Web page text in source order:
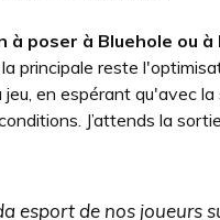
à poser à Bluehole ou
principale reste
en espérant qu'avec
J’attends la
esport de nos joueurs